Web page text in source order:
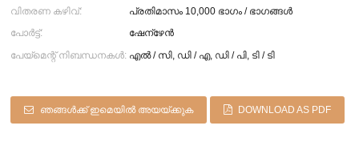
വിതരണ കഴിവ്:
പ്രതിമാസം 10,000 ഭാഗം / ഭാഗങ്ങൾ
പോർട്ട്:
ഷേന്ഴേൻ
പേയ്മെന്റ് നിബന്ധനകൾ: എൽ / സി, ഡി / എ, ഡി / പി, ടി / ടി
ഞങ്ങൾക്ക് ഇമെയിൽ അയയ്ക്കുക DOWNLOAD AS PDF